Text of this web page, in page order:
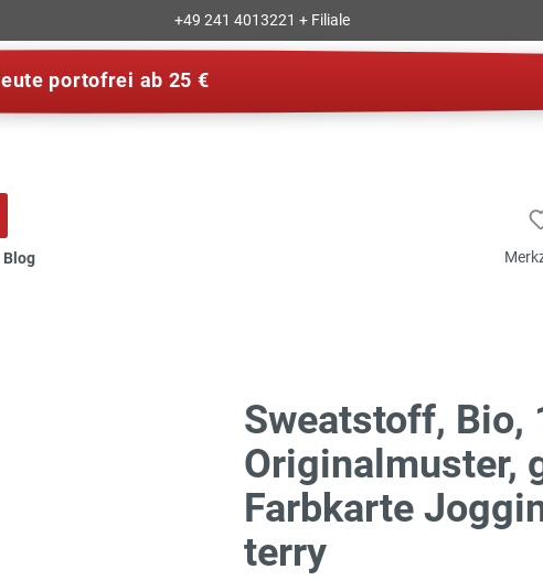
+49 241 4013221 + Filiale
portofrei ab 25 €
Blog
Sweatstoff, Bio,
Originalmuster,
Farbkarte
terry